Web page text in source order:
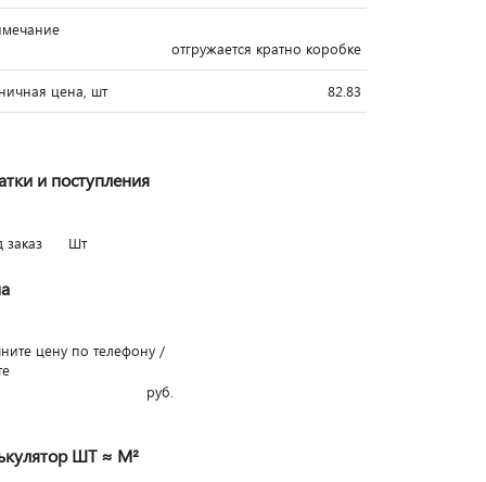
отгружается кратно коробке
цена, шт 82.83
и поступления
заказ Шт
цену по телефону /
руб.
ШТ ≈ М²